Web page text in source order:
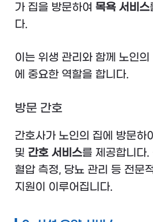
가 집을 방문하여 목욕 서비스
다.
이는 위생 관리와 함께 노인의
에 중요한 역할을 합니다.
방문 간호
간호사가 노인의 집에 방문하
및 간호 서비스를 제공합니다.
혈압 측정, 당뇨 관리 등 전문
지원이 이루어집니다.